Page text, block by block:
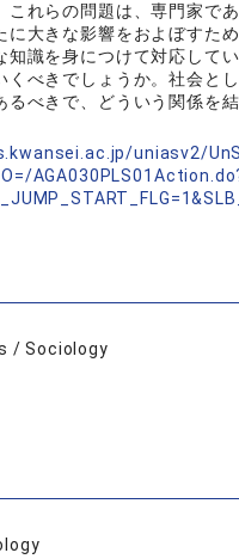
これらの問題は、専門家で
に大きな影響をおよぼすた
知識を身につけて対応して
くべきでしょうか。社会と
るべきで、どういう関係を
uniasv2/
/ Sociology